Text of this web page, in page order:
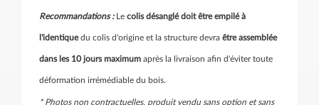
Recommandations :Le colis désanglé doit être empilé à
l'identiquedu colis d'origine et la structure devra être assemblée
dans les 10 jours maximum après la livraison afin d'éviter toute
déformation irrémédiable du bois.
* Photos non contractuelles, produit vendu sans option et sans